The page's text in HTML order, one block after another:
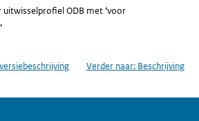
ODB met ‘voor
Verder naar: Beschrijving